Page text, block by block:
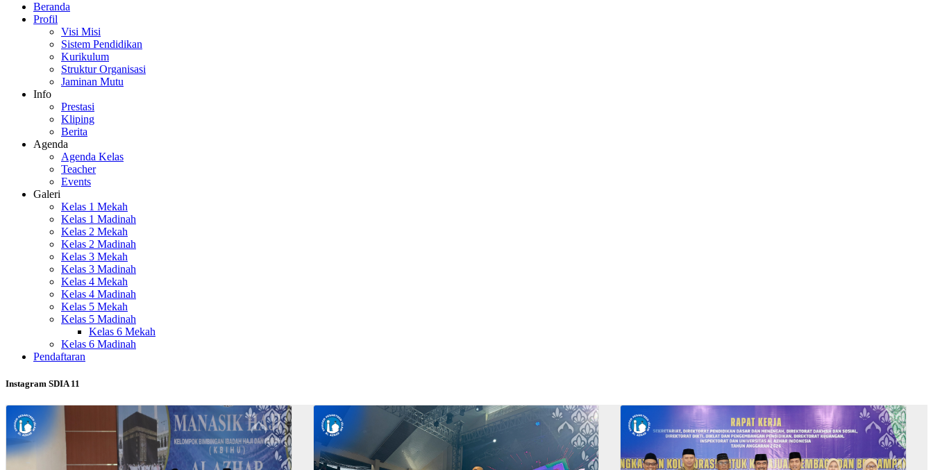
Beranda
Profil
Visi Misi
Sistem Pendidikan
Kurikulum
Struktur Organisasi
Jaminan Mutu
Info
Prestasi
Kliping
Berita
Agenda
Agenda Kelas
Teacher
Events
Galeri
Kelas 1 Mekah
Kelas 1 Madinah
Kelas 2 Mekah
Kelas 2 Madinah
Kelas 3 Mekah
Kelas 3 Madinah
Kelas 4 Mekah
Kelas 4 Madinah
Kelas 5 Mekah
Kelas 5 Madinah
Kelas 6 Mekah
Kelas 6 Madinah
Pendaftaran
Instagram SDIA 11